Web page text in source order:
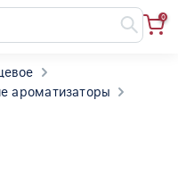
0
ароматизаторы